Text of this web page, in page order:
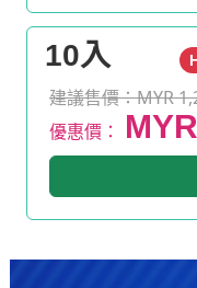
10入
建議售價：MYR
優惠價：